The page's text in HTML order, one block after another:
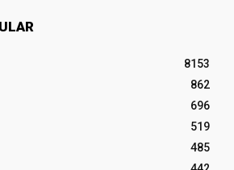
8153
862
696
519
485